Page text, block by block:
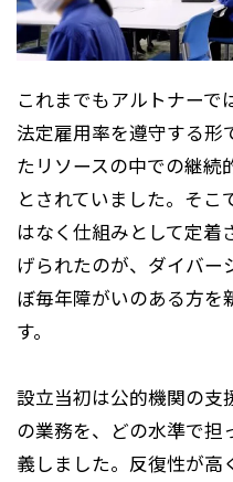
これまでもアルトナーで
法定雇用率を遵守する形
たリソースの中での継続
とされていました。そこ
はなく仕組みとして定着
げられたのが、ダイバー
ぼ毎年障がいのある方を
す。
設立当初は公的機関の支
の業務を、どの水準で担
義しました。反復性が高